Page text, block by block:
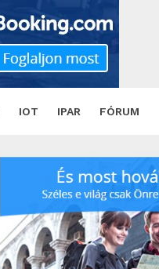
IOT IPAR FÓRUM